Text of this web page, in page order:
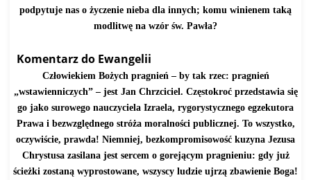
podpytuje nas o życzenie nieba dla innych; komu winienem taką
modlitwę na wzór św. Pawła?
Komentarz do Ewangelii
Człowiekiem Bożych pragnień – by tak rzec: pragnień
„wstawienniczych” – jest Jan Chrzciciel. Częstokroć przedstawia się
go jako surowego nauczyciela Izraela, rygorystycznego egzekutora
Prawa i bezwzględnego stróża moralności publicznej. To wszystko,
oczywiście, prawda! Niemniej, bezkompromisowość kuzyna Jezusa
Chrystusa zasilana jest sercem o gorejącym pragnieniu: gdy już
ścieżki zostaną wyprostowane, wszyscy ludzie ujrzą zbawienie Boga!